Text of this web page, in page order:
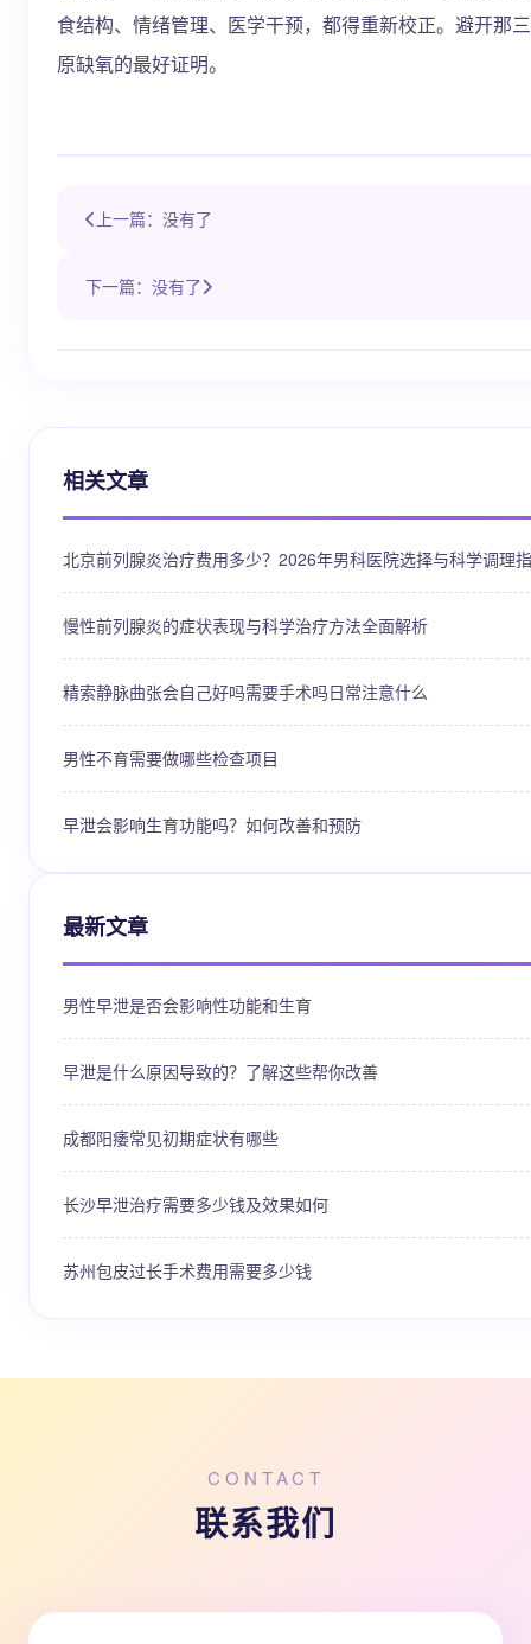
食结构、情绪管理、医学干预，都得重新校正。避开那
原缺氧的最好证明。
上一篇：没有了
下一篇：没有了
相关文章
北京前列腺炎治疗费用多少？2026年男科医院选择与科学调理
慢性前列腺炎的症状表现与科学治疗方法全面解析
精索静脉曲张会自己好吗需要手术吗日常注意什么
男性不育需要做哪些检查项目
早泄会影响生育功能吗？如何改善和预防
最新文章
男性早泄是否会影响性功能和生育
早泄是什么原因导致的？了解这些帮你改善
成都阳痿常见初期症状有哪些
长沙早泄治疗需要多少钱及效果如何
苏州包皮过长手术费用需要多少钱
CONTACT
联系我们